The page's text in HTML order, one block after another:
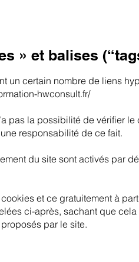
» et balises
un certain nombre de liens
hwconsult.fr/
pas la possibilité de vérifier
responsabilité de ce fait.
du site sont activés par
et ce gratuitement à
ci-après, sachant que
par le site.